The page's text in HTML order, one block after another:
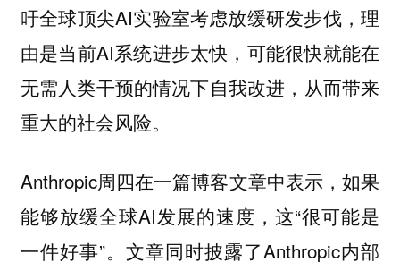
吁全球顶尖AI实验室考虑放缓研发步伐，理
由是当前AI系统进步太快，可能很快就能在
无需人类干预的情况下自我改进，从而带来
重大的社会风险。
Anthropic周四在一篇博客文章中表示，如果
能够放缓全球AI发展的速度，这“很可能是
一件好事”。文章同时披露了Anthropic内部